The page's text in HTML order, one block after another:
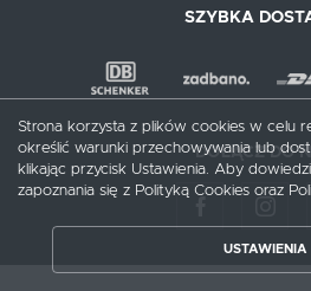
SZYBKA
DOŁĄCZ DO
Strona korzysta z plików cookies w celu
określić warunki przechowywania lub
klikając przycisk Ustawienia. Aby
zapoznania się z Polityką Cookies oraz
USTAWIENIA
ZAPISZ